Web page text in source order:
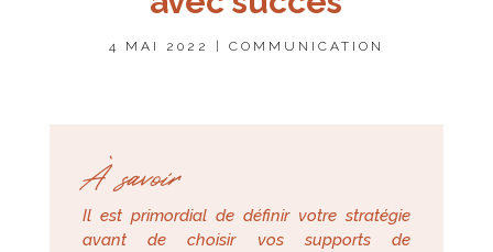
4 MAI 2022 COMMUNICATION
À savoir
Il est primordial de définir votre stratégie
avant de choisir vos supports de